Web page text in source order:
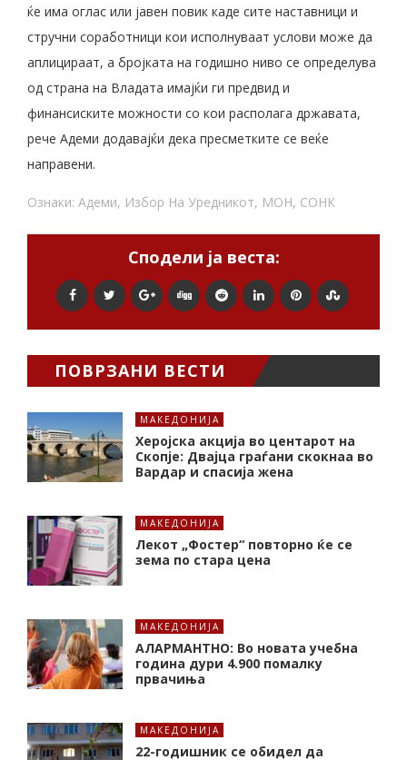
ќе има оглас или јавен повик каде сите наставници и
стручни соработници кои исполнуваат услови може да
аплицираат, а бројката на годишно ниво се определува
од страна на Владата имајќи ги предвид и
финансиските можности со кои располага државата,
рече Адеми додавајќи дека пресметките се веќе
направени.
Ознаки: Адеми, Избор На Уредникот, МОН, СОНК
Сподели ја веста:
ПОВРЗАНИ ВЕСТИ
МАКЕДОНИЈА
Херојска акција во центарот на
Скопје: Двајца граѓани скокнаа во
Вардар и спасија жена
МАКЕДОНИЈА
Лекот „Фостер“ повторно ќе се
зема по стара цена
МАКЕДОНИЈА
АЛАРМАНТНО: Во новата учебна
година дури 4.900 помалку
првачиња
МАКЕДОНИЈА
22-годишник се обидел да